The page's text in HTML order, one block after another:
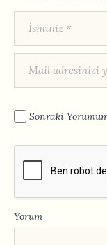
Sonraki
Yorum